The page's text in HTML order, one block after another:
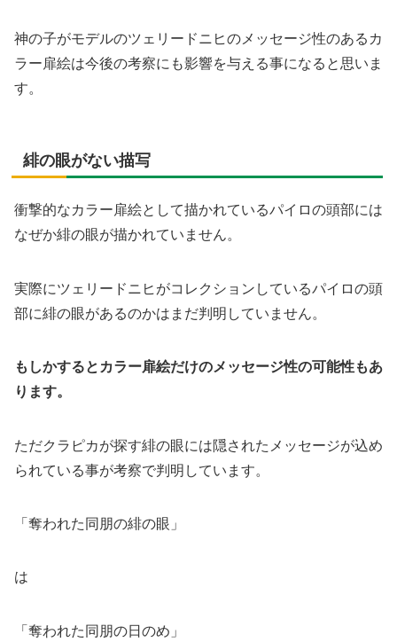
神の子がモデルのツェリードニヒのメッセージ性のあるカ
ラー扉絵は今後の考察にも影響を与える事になると思いま
す。
緋の眼がない描写
衝撃的なカラー扉絵として描かれているパイロの頭部には
なぜか緋の眼が描かれていません。
実際にツェリードニヒがコレクションしているパイロの頭
部に緋の眼があるのかはまだ判明していません。
もしかするとカラー扉絵だけのメッセージ性の可能性もあ
ります。
ただクラピカが探す緋の眼には隠されたメッセージが込め
られている事が考察で判明しています。
「奪われた同朋の緋の眼」
は
「奪われた同朋の日のめ」